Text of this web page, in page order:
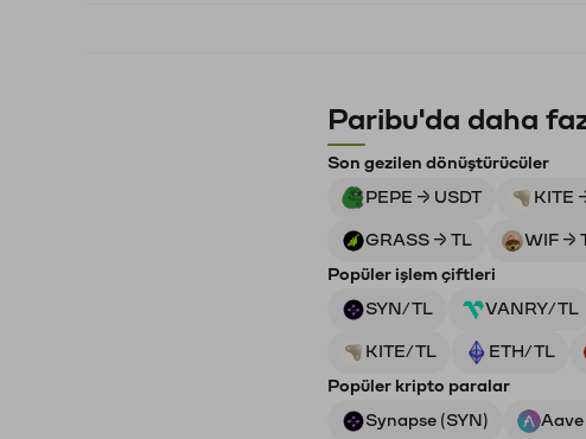
Paribu'da daha
Son gezilen dönüştürücüler
PEPE → USDT
KITE
GRASS → TL WIF →
Popüler işlem çiftleri
SYN/TL
VANRY/TL
KITE/TL ETH/TL
Popüler kripto paralar
Synapse (SYN)
Aave